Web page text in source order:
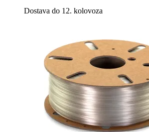
Dostava do 12. kolovoza